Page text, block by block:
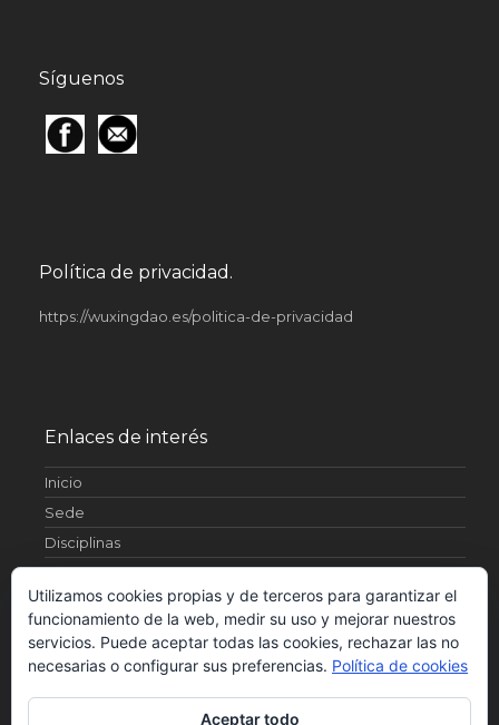
Síguenos
Política de privacidad.
https://wuxingdao.es/politica-de-privacidad
Enlaces de interés
Inicio
Sede
Disciplinas
Artículos
¿Quienes somos?
Fotos
Contacto
Utilizamos cookies propias y de terceros para garantizar el
funcionamiento de la web, medir su uso y mejorar nuestros
servicios. Puede aceptar todas las cookies, rechazar las no
necesarias o configurar sus preferencias. Política de cookies
Aceptar todo